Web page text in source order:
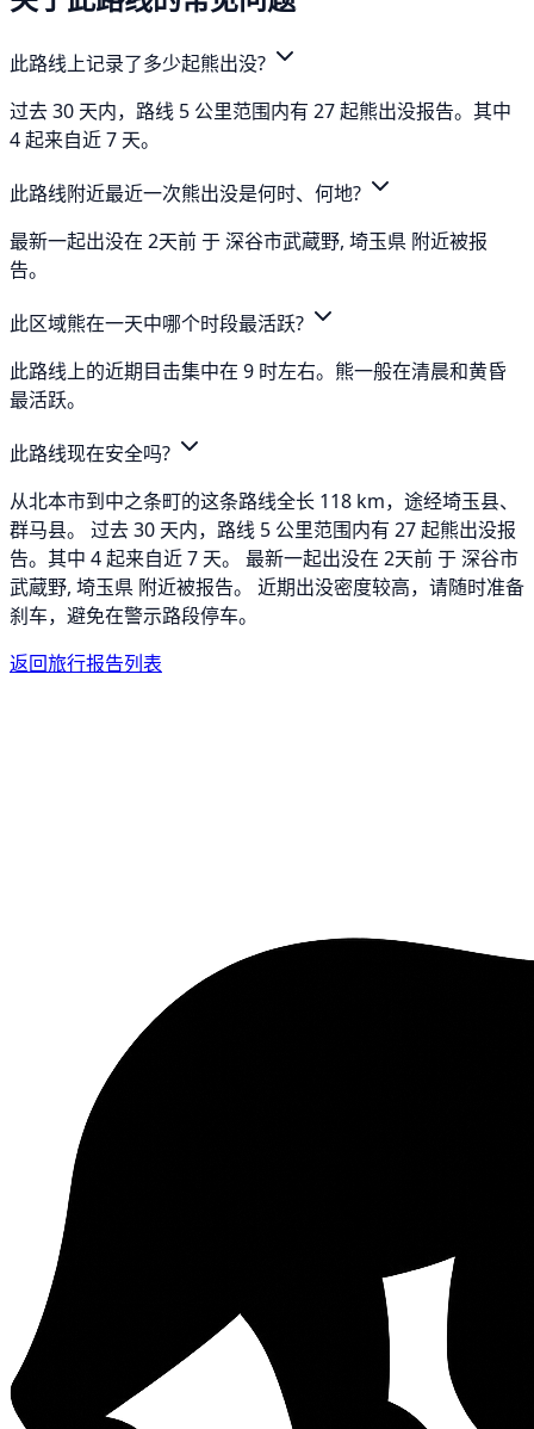
此路线上记录了多少起熊出没?
过去 30 天内，路线 5 公里范围内有 27 起熊出没报告。其中
4 起来自近 7 天。
此路线附近最近一次熊出没是何时、何地?
最新一起出没在 2天前 于 深谷市武蔵野, 埼玉県 附近被报
告。
此区域熊在一天中哪个时段最活跃?
此路线上的近期目击集中在 9 时左右。熊一般在清晨和黄昏
最活跃。
此路线现在安全吗?
从北本市到中之条町的这条路线全长 118 km，途经埼玉县、
群马县。 过去 30 天内，路线 5 公里范围内有 27 起熊出没报
告。其中 4 起来自近 7 天。 最新一起出没在 2天前 于 深谷市
武蔵野, 埼玉県 附近被报告。 近期出没密度较高，请随时准备
刹车，避免在警示路段停车。
返回旅行报告列表